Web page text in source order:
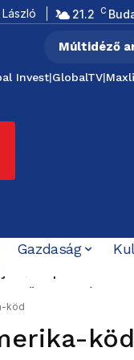
21.2 C
Múltidéző
Invest|GlobalTV|
Gazdaság
születik a
– Irán is
köd
köd